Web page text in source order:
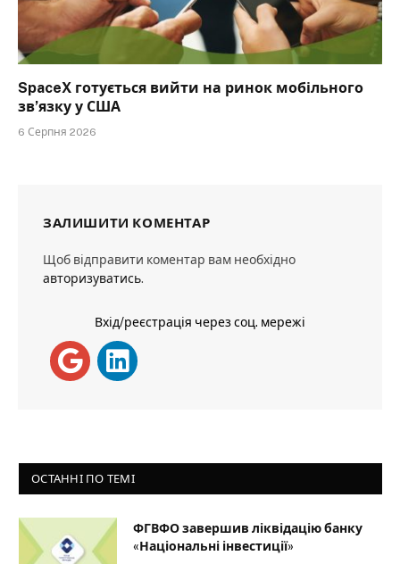
SpaceX готується вийти на ринок мобільного
зв’язку у США
6 Серпня 2026
ЗАЛИШИТИ КОМЕНТАР
Щоб відправити коментар вам необхідно
авторизуватись.
Вхід/реєстрація через соц. мережі
ОСТАННІ ПО ТЕМІ
ФГВФО завершив ліквідацію банку
«Національні інвестиції»